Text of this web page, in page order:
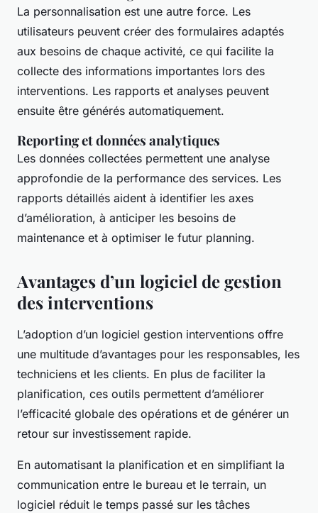
La personnalisation est une autre force. Les
utilisateurs peuvent créer des formulaires adaptés
aux besoins de chaque activité, ce qui facilite la
collecte des informations importantes lors des
interventions. Les rapports et analyses peuvent
ensuite être générés automatiquement.
Reporting et données analytiques
Les données collectées permettent une analyse
approfondie de la performance des services. Les
rapports détaillés aident à identifier les axes
d’amélioration, à anticiper les besoins de
maintenance et à optimiser le futur planning.
Avantages d’un logiciel de gestion
des interventions
L’adoption d’un logiciel gestion interventions offre
une multitude d’avantages pour les responsables, les
techniciens et les clients. En plus de faciliter la
planification, ces outils permettent d’améliorer
l’efficacité globale des opérations et de générer un
retour sur investissement rapide.
En automatisant la planification et en simplifiant la
communication entre le bureau et le terrain, un
logiciel réduit le temps passé sur les tâches